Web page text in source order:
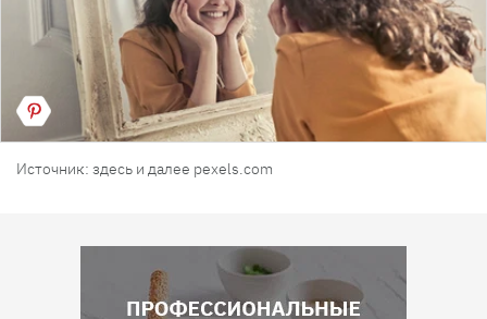
Источник: здесь и далее pexels.com